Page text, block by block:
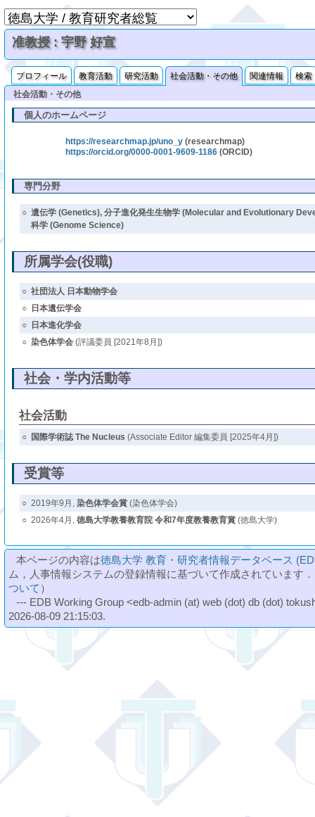
准教授 : 宇野 好宣
プロフィール 教育活動 研究活動 社会活動・その他 関連情報
検索
社会活動・その他
個人のホームページ
https://researchmap.jp/uno_y (researchmap)
https://orcid.org/0000-0001-9609-1186 (ORCID)
専門分野
○ 遺伝学 (Genetics), 分子進化発生生物学 (Molecular and Evolutionary
科学 (Genome Science)
所属学会(役職)
○ 社団法人 日本動物学会
○
日本遺伝学会
○
日本進化学会
○ 染色体学会(評議委員 [2021年8月])
社会・学内活動等
社会活動
○ 国際学術誌 The Nucleus (Associate Editor 編集委員 [2025年4月])
受賞等
○ 2019年9月, 染色体学会賞(染色体学会)
○ 2026年4月, 徳島大学教養教育院 令和7年度教養教育賞(徳島大学)
本ページの内容は徳島大学 教育・研究者情報データベース
ム，人事情報システムの登録情報に基づいて作成されています
ついて ）
--- EDB Working Group <edb-admin (at) web (dot) db (dot)
2026-08-09 21:15:03.